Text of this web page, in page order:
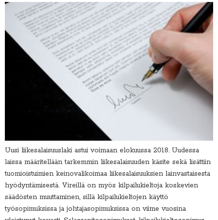
Uusi liikesalaisuuslaki astui voimaan elokuussa 2018. Uudessa
laissa määritellään tarkemmin liikesalaisuuden käsite sekä lisättiin
tuomioistuimien keinovalikoimaa liikesalaisuuksien lainvastaisesta
hyödyntämisestä. Vireillä on myös kilpailukieltoja koskevien
säädösten muuttaminen, sillä kilpailukieltojen käyttö
työsopimuksissa ja johtajasopimuksissa on viime vuosina